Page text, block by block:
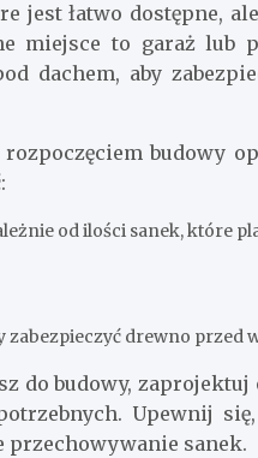
jest łatwo dostępne,
miejsce to garaż lub
dachem, aby
rozpoczęciem budowy
od ilości sanek, które
zabezpieczyć drewno przed
do budowy,
Upewnij
przechowywanie sanek.